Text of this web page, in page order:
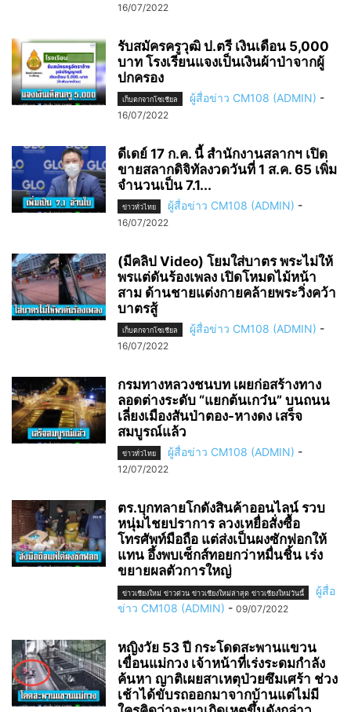
16/07/2022
รับสมัครครูวุฒิ ป.ตรี เงินเดือน 5,000
บาท โรงเรียนแจงเป็นเงินผ้าป่าจากผู้
ปกครอง
เก็บตกจากโซเชียล ผู้สื่อข่าว CM108 (ADMIN) -
16/07/2022
ดีเดย์ 17 ก.ค. นี้ สำนักงานสลากฯ เปิด
ขายสลากดิจิทัลงวดวันที่ 1 ส.ค. 65 เพิ่ม
จำนวนเป็น 7.1...
ข่าวทั่วไทย ผู้สื่อข่าว CM108 (ADMIN) -
16/07/2022
(มีคลิป Video) โยมใส่บาตร พระไม่ให้
พรแต่ดันร้องเพลง เปิดโหมดไม้หน้า
สาม ด้านชายแต่งกายคล้ายพระวิ่งคว้า
บาตรสู้
เก็บตกจากโซเชียล ผู้สื่อข่าว CM108 (ADMIN) -
16/07/2022
กรมทางหลวงชนบท เผยก่อสร้างทาง
ลอดต่างระดับ “แยกต้นเกว๋น” บนถนน
เลี่ยงเมืองสันป่าตอง-หางดง เสร็จ
สมบูรณ์แล้ว
ข่าวทั่วไทย ผู้สื่อข่าว CM108 (ADMIN) -
12/07/2022
ตร.บุกทลายโกดังสินค้าออนไลน์ รวบ
หนุ่มไชยปราการ ลวงเหยื่อสั่งซื้อ
โทรศัพท์มือถือ แต่ส่งเป็นผงซักฟอกให้
แทน อึ้งพบเซ็กส์ทอยกว่าหมื่นชิ้น เร่ง
ขยายผลตัวการใหญ่
ข่าวเชียงใหม่ ข่าวด่วน ข่าวเชียงใหม่ล่าสุด ข่าวเชียงใหม่วันนี้
ผู้สื่อ
ข่าว CM108 (ADMIN) - 09/07/2022
หญิงวัย 53 ปี กระโดดสะพานแขวน
เขื่อนแม่กวง เจ้าหน้าที่เร่งระดมกำลัง
ค้นหา ญาติเผยสาเหตุป่วยซึมเศร้า ช่วง
เช้าได้ขับรถออกมาจากบ้านแต่ไม่มี